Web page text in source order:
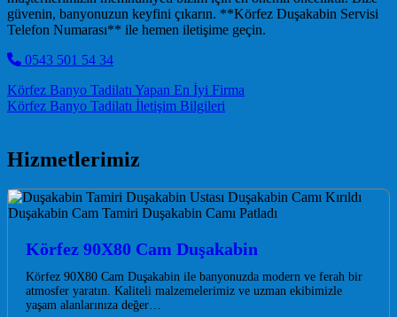
güvenin, banyonuzun keyfini çıkarın. **Körfez Duşakabin Servisi
Telefon Numarası** ile hemen iletişime geçin.
0543 501 54 34
Post navigation
Körfez Banyo Tadilatı Yapan En İyi Firma
Körfez Banyo Tadilatı İletişim Bilgileri
Hizmetlerimiz
Körfez 90X80 Cam Duşakabin
Körfez 90X80 Cam Duşakabin ile banyonuzda modern ve ferah bir
atmosfer yaratın. Kaliteli malzemelerimiz ve uzman ekibimizle
yaşam alanlarınıza değer…